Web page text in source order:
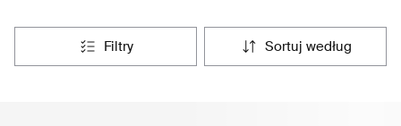
filtry sortuj według